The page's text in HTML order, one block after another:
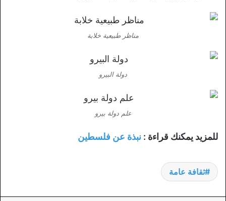
مناظر طبيعية خلابة
دولة البيرو
علم دولة بيرو
للمزيد يمكنك قراءة : نبذة عن فلسطين
ثقافة عامة